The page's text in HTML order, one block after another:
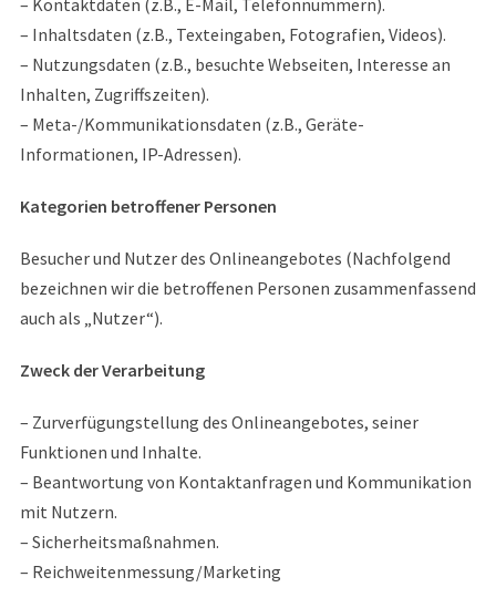
– Inhaltsdaten (z.B., Texteingaben, Fotografien, Videos).
– Nutzungsdaten (z.B., besuchte Webseiten, Interesse an
Inhalten, Zugriffszeiten).
– Meta-/Kommunikationsdaten (z.B., Geräte-
Informationen, IP-Adressen).
Kategorien betroffener Personen
Besucher und Nutzer des Onlineangebotes (Nachfolgend
bezeichnen wir die betroffenen Personen zusammenfassend
auch als „Nutzer“).
Zweck der Verarbeitung
– Zurverfügungstellung des Onlineangebotes, seiner
Funktionen und Inhalte.
– Beantwortung von Kontaktanfragen und Kommunikation
mit Nutzern.
– Sicherheitsmaßnahmen.
– Reichweitenmessung/Marketing